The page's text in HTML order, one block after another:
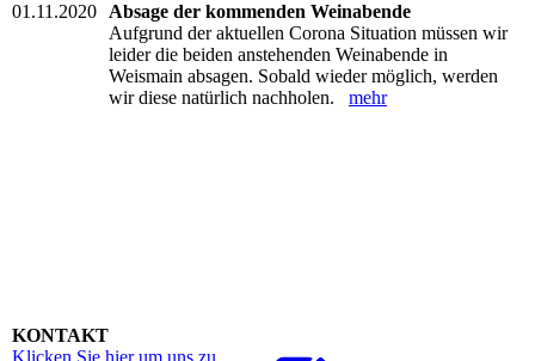
01.11.2020
Absage der kommenden Weinabende
Aufgrund der aktuellen Corona Situation müssen wir
leider die beiden anstehenden Weinabende in
Weismain absagen. Sobald wieder möglich, werden
wir diese natürlich nachholen. mehr
KONTAKT